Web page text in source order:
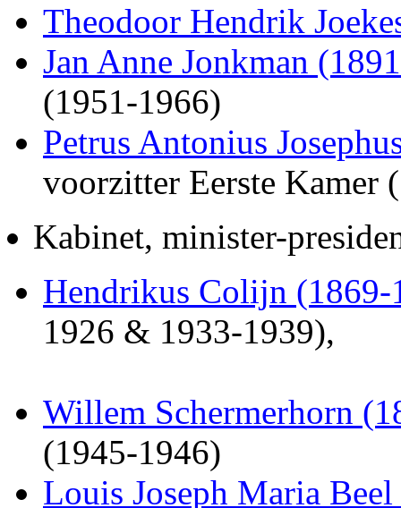
Theodoor Hendrik
Jan Anne Jonkman
(1951-1966)
Petrus Antonius
voorzitter Eerste Kamer
Kabinet, minister-
Hendrikus Colijn (1869-
1926 & 1933-1939),
Willem Schermerhorn
(1945-1946)
Louis Joseph Maria